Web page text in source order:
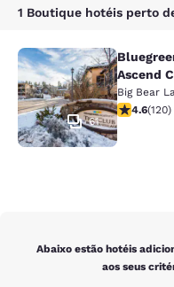
Bluegreen
61
Ascend
Big Bear
4.6(120)
Abaixo estão hotéis
aos seus